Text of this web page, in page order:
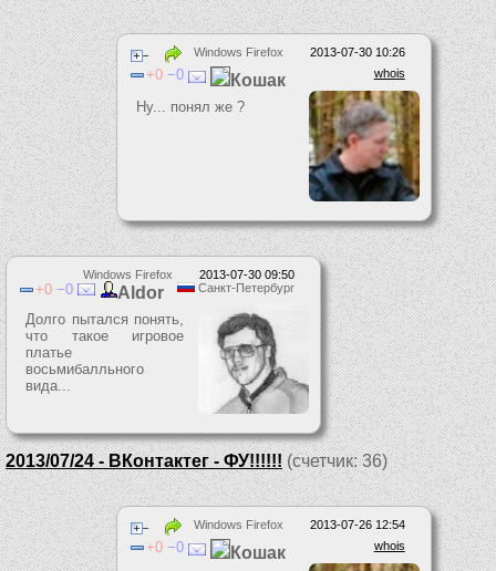
2013-07-30 10:26
Windows Firefox
whois
0 0 Кошак
Ну... понял же ?
2013-07-30 09:50
Windows Firefox
Санкт-Петербург
0 0 Aldor
Долго пытался понять,
что такое игровое
платье
восьмибалльного
вида...
2013/07/24 - ВКонтактег - ФУ!!!!!!(счетчик: 36)
2013-07-26 12:54
Windows Firefox
whois
0 0 Кошак